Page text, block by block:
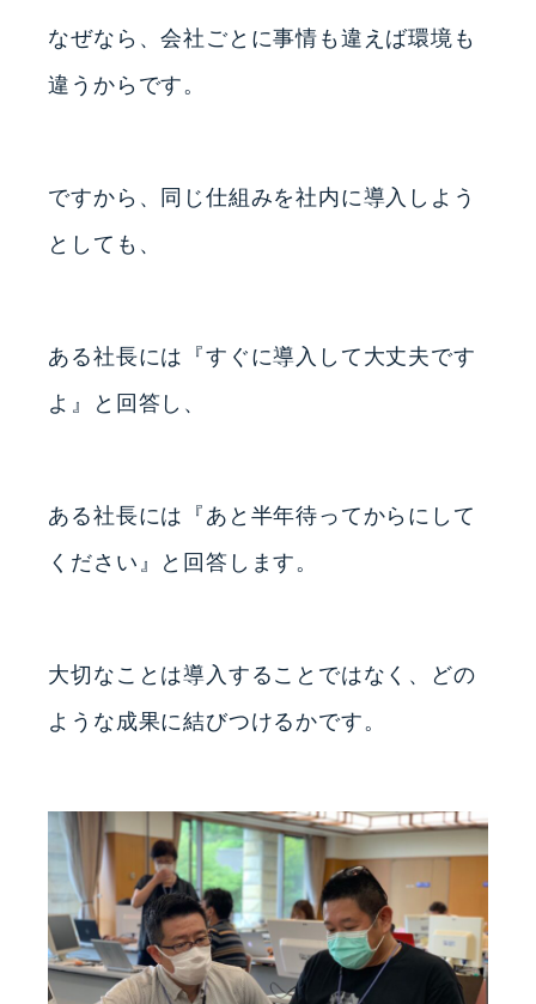
なぜなら、会社ごとに事情も違えば環境も
違うからです。
ですから、同じ仕組みを社内に導入しよう
としても、
ある社長には『すぐに導入して大丈夫です
よ』と回答し、
ある社長には『あと半年待ってからにして
ください』と回答します。
大切なことは導入することではなく、どの
ような成果に結びつけるかです。